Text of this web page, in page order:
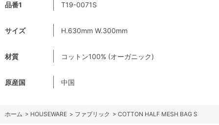
品番1 T19-0071S
サイズ H.630mm W.300mm
材質 コットン100% (オーガニック)
原産国 中国
ホーム > HOUSEWARE > ファブリック > COTTON HALF MESH BAG S